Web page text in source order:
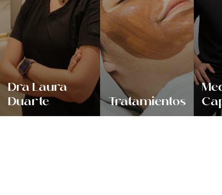
Dra Laura
Duarte
Tratamientos